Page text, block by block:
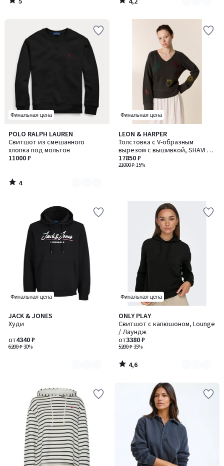
/
/
Финальная цена
POLO RALPH LAUREN
Свитшот из смешанного
хлопка под мольтон
11000 ₽
4
/
5
Количество
цветов:
3
4
/
Финальная цена
LEON & HARPER
Толстовка с V-образным
вырезом с вышивкой, SHAVI /
ШАВИ
21000 ₽-15%
17850 ₽
Финальная цена
JACK & JONES
Худи
6200 ₽-30%
от4340 ₽
Количество
цветов:
Финальная цена
ONLY PLAY
Свитшот с капюшоном, Lounge
/ Лаундж
5200 ₽-35%
от3380 ₽
4,6
/ 5
Количество
цветов:
3
4,6
/